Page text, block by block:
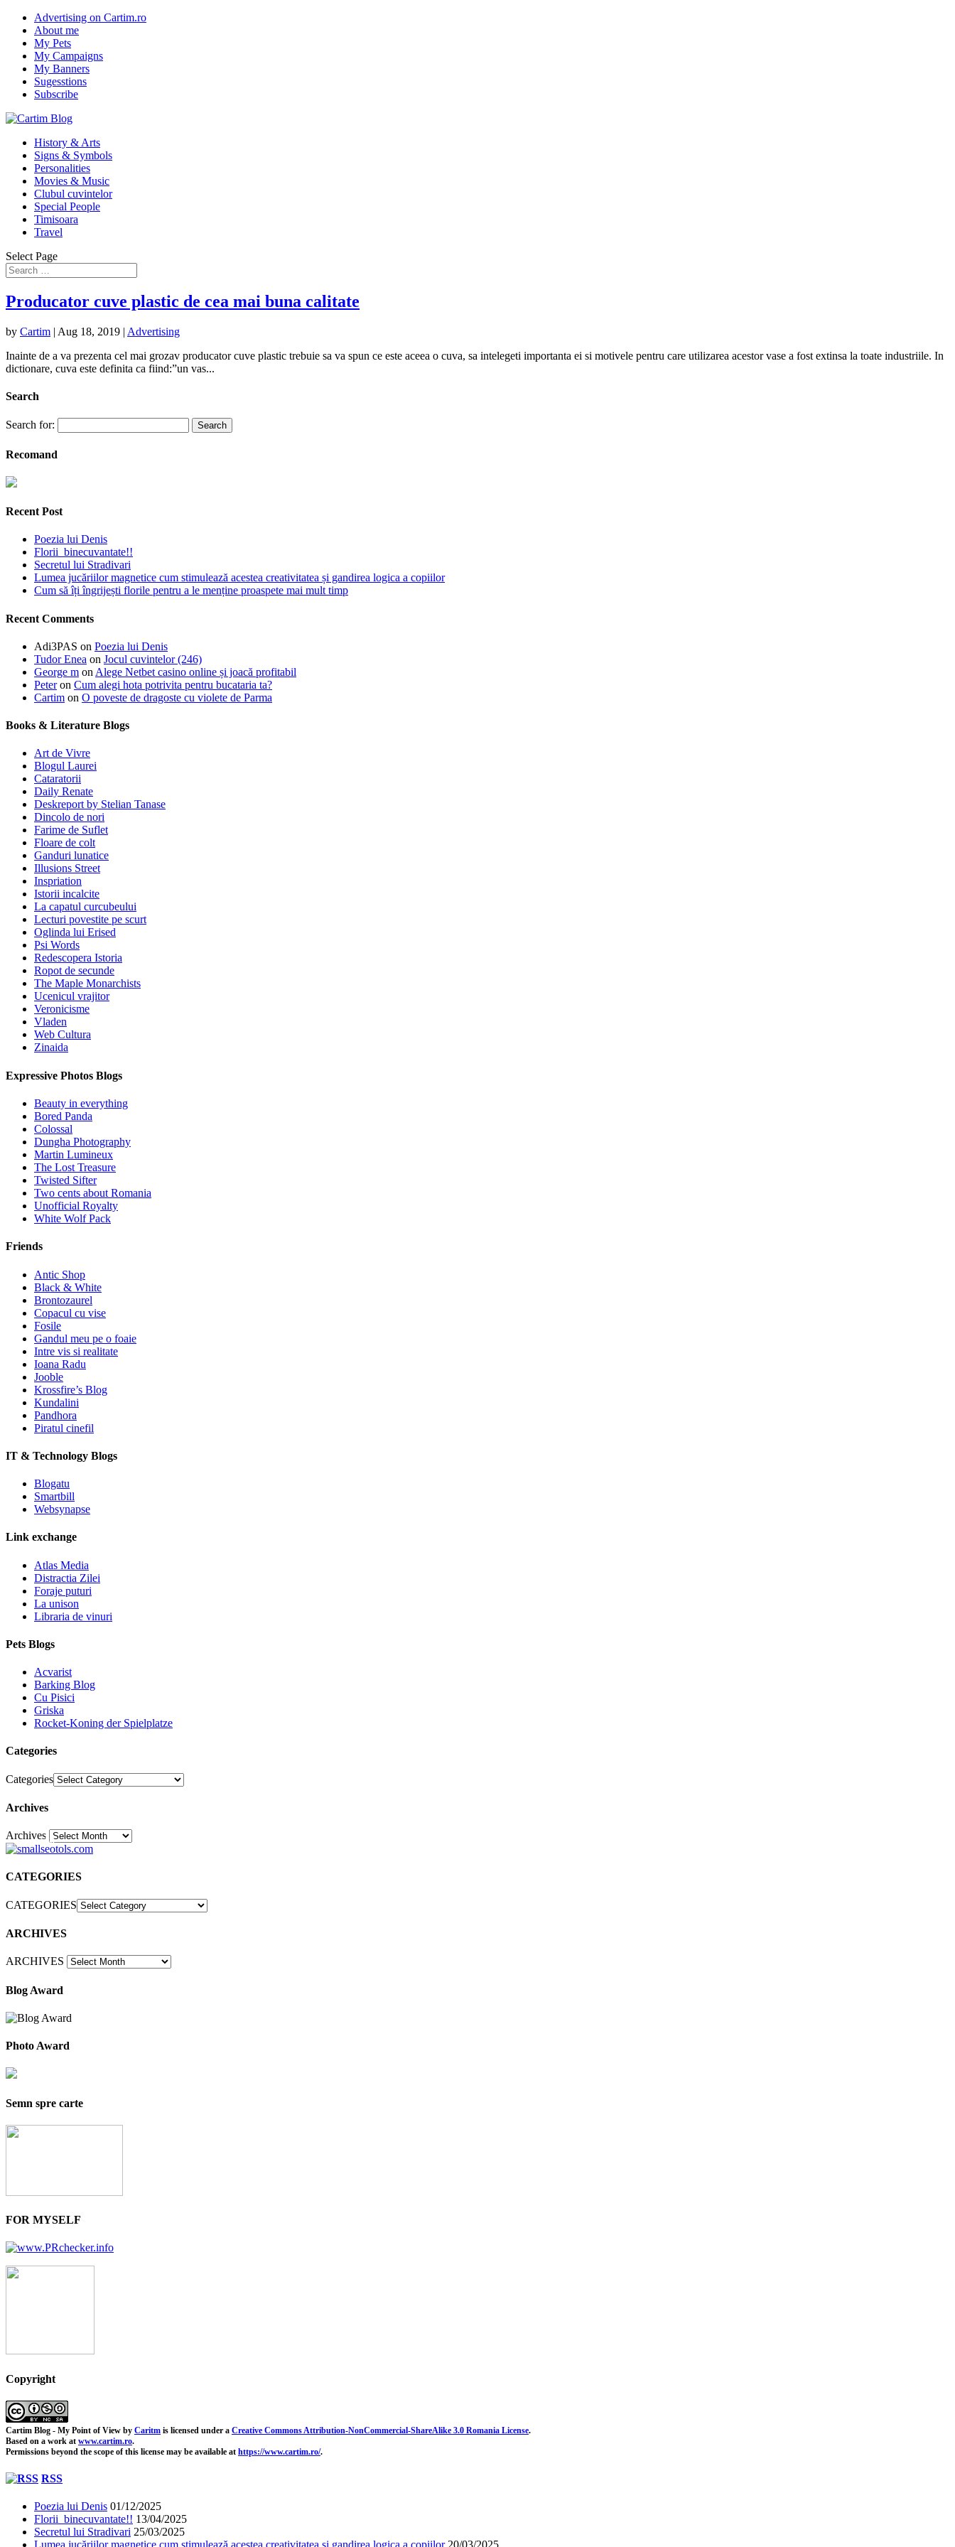
Advertising on Cartim.ro
About me
My Pets
My Campaigns
My Banners
Sugesstions
Subscribe
History & Arts
Signs & Symbols
Personalities
Movies & Music
Clubul cuvintelor
Special People
Timisoara
Travel
Select Page
Producator cuve plastic de cea mai buna calitate
by Cartim | Aug 18, 2019 | Advertising
Inainte de a va prezenta cel mai grozav producator cuve plastic trebuie sa va spun ce este aceea o cuva, sa intelegeti importanta ei si motivele pentru care utilizarea acestor vase a fost extinsa la toate industriile. In
dictionare, cuva este definita ca fiind:”un vas...
Search
Search for:
Recomand
Recent Post
Poezia lui Denis
Florii binecuvantate!!
Secretul lui Stradivari
Lumea jucăriilor magnetice cum stimulează acestea creativitatea și gandirea logica a copiilor
Cum să îți îngrijești florile pentru a le menține proaspete mai mult timp
Recent Comments
Adi3PAS on Poezia lui Denis
Tudor Enea on Jocul cuvintelor (246)
George m on Alege Netbet casino online și joacă profitabil
Peteron Cum alegi hota potrivita pentru bucataria ta?
Cartim on O poveste de dragoste cu violete de Parma
Books & Literature Blogs
Art de Vivre
Blogul Laurei
Cataratorii
Daily Renate
Deskreport by Stelian Tanase
Dincolo de nori
Farime de Suflet
Floare de colt
Ganduri lunatice
Illusions Street
Inspriation
Istorii incalcite
La capatul curcubeului
Lecturi povestite pe scurt
Oglinda lui Erised
Psi Words
Redescopera Istoria
Ropot de secunde
The Maple Monarchists
Ucenicul vrajitor
Veronicisme
Vladen
Web Cultura
Zinaida
Expressive Photos Blogs
Beauty in everything
Bored Panda
Colossal
Dungha Photography
Martin Lumineux
The Lost Treasure
Twisted Sifter
Two cents about Romania
Unofficial Royalty
White Wolf Pack
Friends
Antic Shop
Black & White
Brontozaurel
Copacul cu vise
Fosile
Gandul meu pe o foaie
Intre vis si realitate
Ioana Radu
Jooble
Krossfire’s Blog
Kundalini
Pandhora
Piratul cinefil
IT & Technology Blogs
Blogatu
Smartbill
Websynapse
Link exchange
Atlas Media
Distractia Zilei
Foraje puturi
La unison
Libraria de vinuri
Pets Blogs
Acvarist
Barking Blog
Cu Pisici
Griska
Rocket-Koning der Spielplatze
Categories
Categories
Archives
Archives30
CATEGORIES
CATEGORIES
ARCHIVES
ARCHIVES
Blog Award
Photo Award
Semn spre carte
FOR MYSELF
Copyright
Cartim Blog - My Point of View by Caritm is licensed under a Creative Commons Attribution-NonCommercial-ShareAlike 3.0 Romania License.
Based on a work at www.cartim.ro.
Permissions beyond the scope of this license may be available at https://www.cartim.ro/.
RSS
Poezia lui Denis 01/12/2025
Florii binecuvantate!! 13/04/2025
Secretul lui Stradivari 25/03/2025